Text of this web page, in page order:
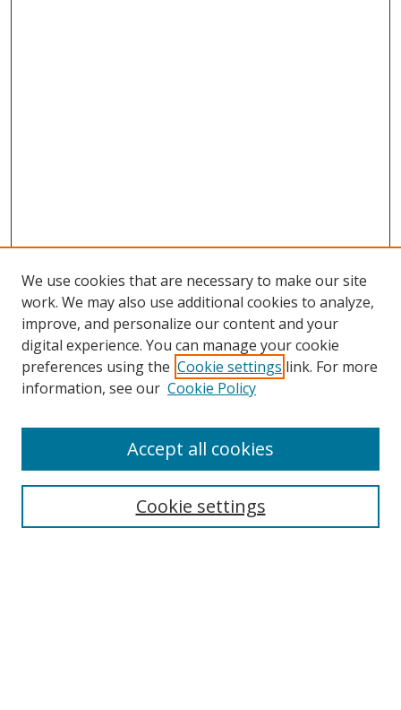
Collections
We use cookies that are necessary to make our site
work. We may also use additional cookies to analyze,
improve, and personalize our content and your
digital experience. You can manage your cookie
preferences using the Cookie settings link. For more
information, see our Cookie Policy
Cookie settings
Accept all cookies